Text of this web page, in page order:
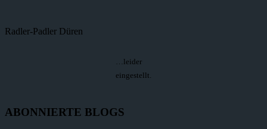
Radler-Padler Düren
…leider
eingestellt.
ABONNIERTE BLOGS